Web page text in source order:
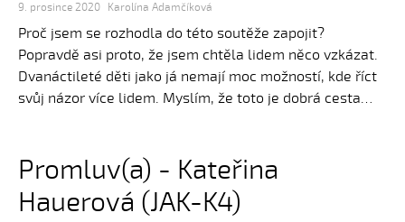
9. prosince 2020 Karolína Adamčíková
Proč jsem se rozhodla do této soutěže zapojit?
Popravdě asi proto, že jsem chtěla lidem něco vzkázat.
Dvanáctileté děti jako já nemají moc možností, kde říct
svůj názor více lidem. Myslím, že toto je dobrá cesta…
Promluv(a) - Kateřina
Hauerová (JAK-K4)